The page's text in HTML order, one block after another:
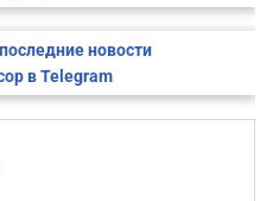
новости
в Telegram